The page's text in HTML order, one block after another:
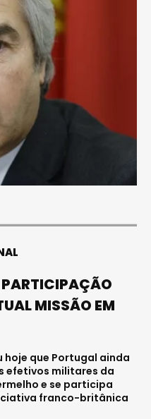
MISSÃO EM
hoje que Portugal ainda
efetivos militares da
e se participa
franco-britânica